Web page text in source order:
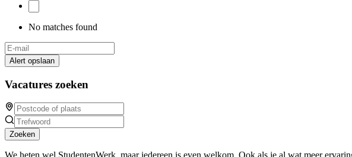
No matches found
Alert opslaan
Vacatures zoeken
Zoeken